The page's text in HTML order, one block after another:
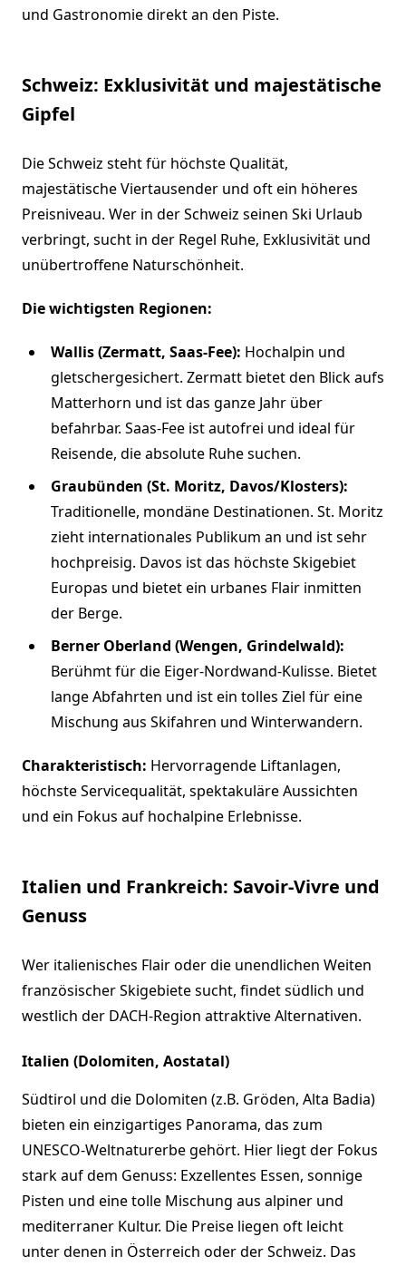
und Gastronomie direkt an den Piste.
Schweiz: Exklusivität und majestätische
Gipfel
Die Schweiz steht für höchste Qualität,
majestätische Viertausender und oft ein höheres
Preisniveau. Wer in der Schweiz seinen Ski Urlaub
verbringt, sucht in der Regel Ruhe, Exklusivität und
unübertroffene Naturschönheit.
Die wichtigsten Regionen:
Wallis (Zermatt, Saas-Fee): Hochalpin und
gletschergesichert. Zermatt bietet den Blick aufs
Matterhorn und ist das ganze Jahr über
befahrbar. Saas-Fee ist autofrei und ideal für
Reisende, die absolute Ruhe suchen.
Graubünden (St. Moritz, Davos/Klosters):
Traditionelle, mondäne Destinationen. St. Moritz
zieht internationales Publikum an und ist sehr
hochpreisig. Davos ist das höchste Skigebiet
Europas und bietet ein urbanes Flair inmitten
der Berge.
Berner Oberland (Wengen, Grindelwald):
Berühmt für die Eiger-Nordwand-Kulisse. Bietet
lange Abfahrten und ist ein tolles Ziel für eine
Mischung aus Skifahren und Winterwandern.
Charakteristisch: Hervorragende Liftanlagen,
höchste Servicequalität, spektakuläre Aussichten
und ein Fokus auf hochalpine Erlebnisse.
Italien und Frankreich: Savoir-Vivre und
Genuss
Wer italienisches Flair oder die unendlichen Weiten
französischer Skigebiete sucht, findet südlich und
westlich der DACH-Region attraktive Alternativen.
Italien (Dolomiten, Aostatal)
Südtirol und die Dolomiten (z.B. Gröden, Alta Badia)
bieten ein einzigartiges Panorama, das zum
UNESCO-Weltnaturerbe gehört. Hier liegt der Fokus
stark auf dem Genuss: Exzellentes Essen, sonnige
Pisten und eine tolle Mischung aus alpiner und
mediterraner Kultur. Die Preise liegen oft leicht
unter denen in Österreich oder der Schweiz. Das